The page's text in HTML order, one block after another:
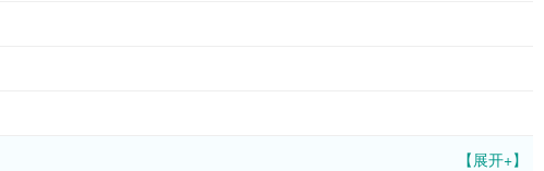
【展开+】